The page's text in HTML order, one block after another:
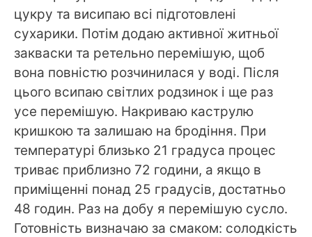
цукру та висипаю всі підготовлені
сухарики. Потім додаю активної житньої
закваски та ретельно перемішую, щоб
вона повністю розчинилася у воді. Після
цього всипаю світлих родзинок і ще раз
усе перемішую. Накриваю каструлю
кришкою та залишаю на бродіння. При
температурі близько 21 градуса процес
триває приблизно 72 години, а якщо в
приміщенні понад 25 градусів, достатньо
48 годин. Раз на добу я перемішую сусло.
Готовність визначаю за смаком: солодкість